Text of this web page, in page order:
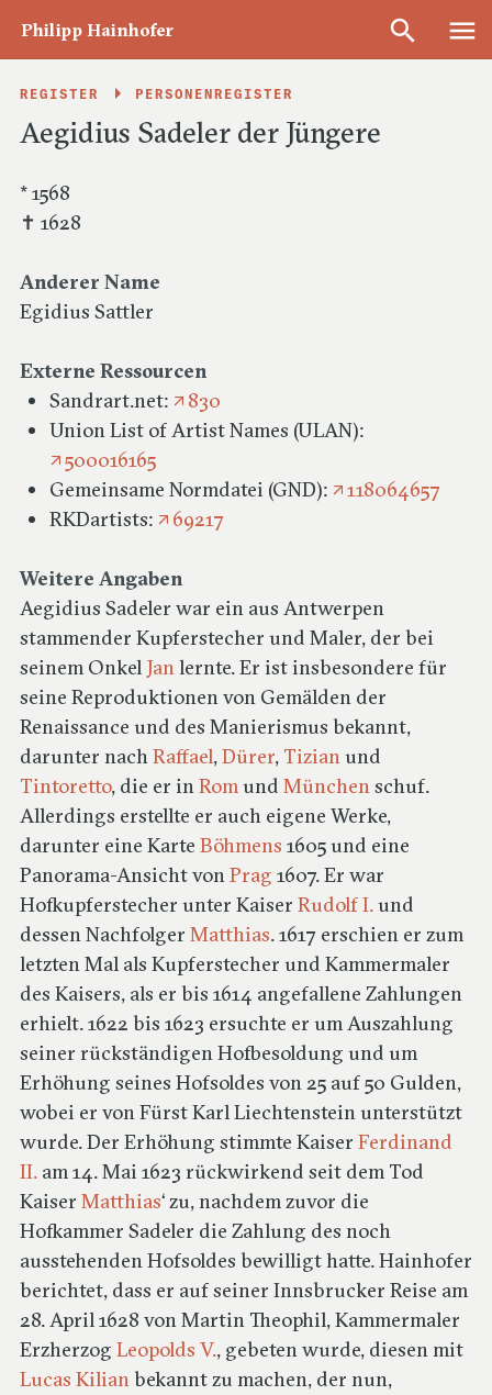
Philipp Hainhofer
Reiseberichte & Sammlungsbeschreibungen
1594–1636
Edition und Datensammlung zur Kunst-
und Kulturgeschichte der ersten
Informationen zur Edition
Reiseberichte &
Register
Über das Projekt & Aktuelles
Kontakt
REGISTER PERSONENREGISTER
Aegidius Sadeler der Jüngere
* 1568
✝ 1628
Anderer Name
Egidius Sattler
Externe Ressourcen
Sandrart.net:
830
Union List of Artist Names (ULAN):
500016165
Gemeinsame Normdatei (GND):
118064657
RKDartists:
69217
Weitere Angaben
Aegidius Sadeler war ein aus Antwerpen
stammender Kupferstecher und Maler, der bei
seinem Onkel Janlernte. Er ist insbesondere für
seine Reproduktionen von Gemälden der
Renaissance und des Manierismus bekannt,
darunter nachRaffael,Dürer, Tizianund
Tintoretto, die er inRomund Münchenschuf.
Allerdings erstellte er auch eigene Werke,
darunter eine Karte Böhmens 1605 und eine
Panorama-Ansicht vonPrag 1607. Er war
Hofkupferstecher unter Kaiser Rudolf I.und
dessen Nachfolger Matthias. 1617 erschien er zum
letzten Mal als Kupferstecher und Kammermaler
des Kaisers, als er bis 1614 angefallene Zahlungen
erhielt. 1622 bis 1623 ersuchte er um Auszahlung
seiner rückständigen Hofbesoldung und um
Erhöhung seines Hofsoldes von 25 auf 50 Gulden,
wobei er von Fürst Karl Liechtenstein unterstützt
wurde. Der Erhöhung stimmte Kaiser Ferdinand
II. am 14. Mai 1623 rückwirkend seit dem Tod
Kaiser Matthias‘ zu, nachdem zuvor die
Hofkammer Sadeler die Zahlung des noch
ausstehenden Hofsoldes bewilligt hatte. Hainhofer
berichtet, dass er auf seiner Innsbrucker Reise am
28. April 1628 von Martin Theophil, Kammermaler
Erzherzog Leopolds V., gebeten wurde, diesen mit
Lucas Kilianbekannt zu machen, der nun,